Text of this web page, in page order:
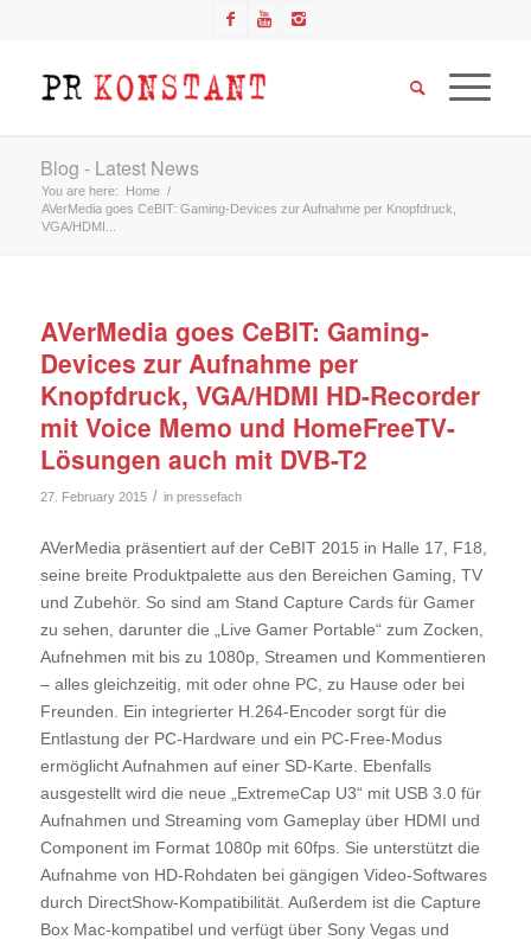
Blog - Latest News
You are here: Home /
AVerMedia goes CeBIT: Gaming-Devices zur Aufnahme per Knopfdruck,
VGA/HDMI...
AVerMedia goes CeBIT: Gaming-
Devices zur Aufnahme per
Knopfdruck, VGA/HDMI HD-Recorder
mit Voice Memo und HomeFreeTV-
Lösungen auch mit DVB-T2
27. February 2015 / in pressefach
AVerMedia präsentiert auf der CeBIT 2015 in Halle 17, F18,
seine breite Produktpalette aus den Bereichen Gaming, TV
und Zubehör. So sind am Stand Capture Cards für Gamer
zu sehen, darunter die „Live Gamer Portable“ zum Zocken,
Aufnehmen mit bis zu 1080p, Streamen und Kommentieren
– alles gleichzeitig, mit oder ohne PC, zu Hause oder bei
Freunden. Ein integrierter H.264-Encoder sorgt für die
Entlastung der PC-Hardware und ein PC-Free-Modus
ermöglicht Aufnahmen auf einer SD-Karte. Ebenfalls
ausgestellt wird die neue „ExtremeCap U3“ mit USB 3.0 für
Aufnahmen und Streaming vom Gameplay über HDMI und
Component im Format 1080p mit 60fps. Sie unterstützt die
Aufnahme von HD-Rohdaten bei gängigen Video-Softwares
durch DirectShow-Kompatibilität. Außerdem ist die Capture
Box Mac-kompatibel und verfügt über Sony Vegas und